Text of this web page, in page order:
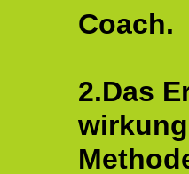
Coach.
2.Das